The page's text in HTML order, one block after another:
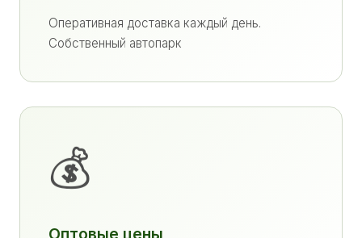
Оперативная доставка каждый день.
Собственный автопарк
💰
Оптовые цены